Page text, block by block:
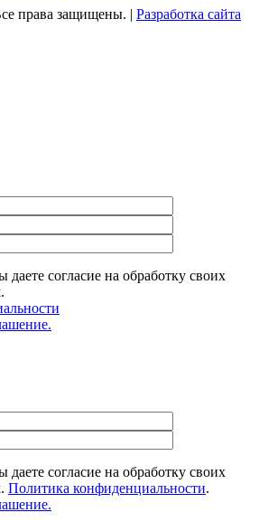
права защищены. | Разработка сайта
согласие на обработку своих
согласие на обработку своих
Политика конфиденциальности.